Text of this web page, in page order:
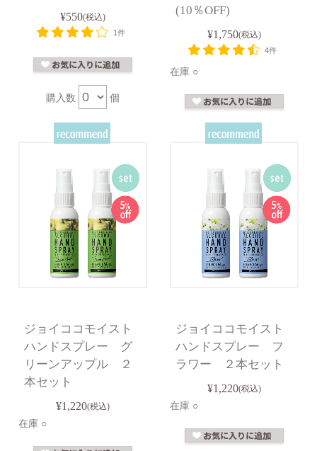
¥550(税込)
1件
購入数 個
(10％OFF)
¥1,750(税込)
4件
在庫 ○
ジョイココモイスト
ハンドスプレー グ
リーンアップル ２
本セット
¥1,220(税込)
在庫 ○
ジョイココモイスト
ハンドスプレー フ
ラワー ２本セット
¥1,220(税込)
在庫 ○